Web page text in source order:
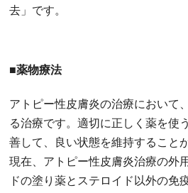
去」です。
■薬物療法
アトピー性皮膚炎の治療において
る治療です。適切に正しく薬を使
善して、良い状態を維持すること
現在、アトピー性皮膚炎治療の外
ドの塗り薬とステロイド以外の免